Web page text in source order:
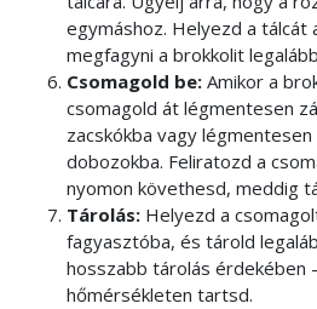
egymáshoz. Helyezd a tálcát
megfagyni a brokkolit
Csomagold be: Amikor a
csomagold át légmentesen
zacskókba vagy
dobozokba. Feliratozd a
nyomon követhesd, meddig
Tárolás: Helyezd a
fagyasztóba, és tárold
hosszabb tárolás érdekében
hőmérsékleten tartsd.